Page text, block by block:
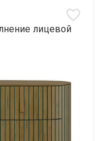
лицевой